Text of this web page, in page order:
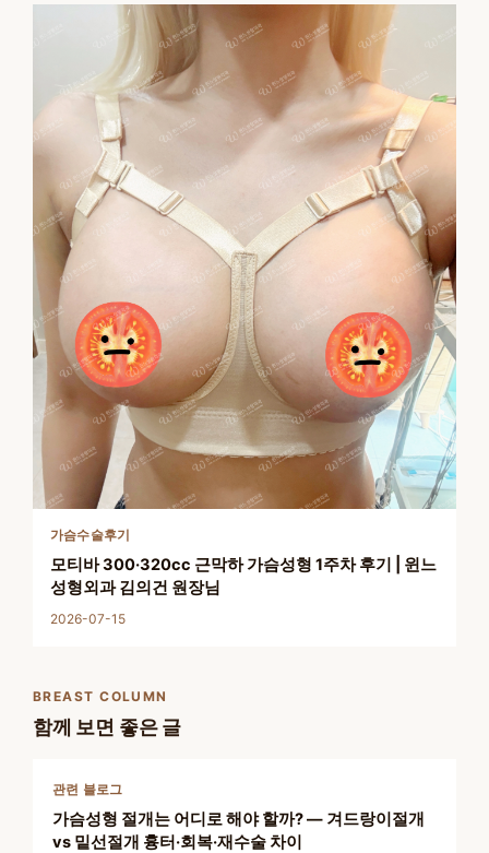
가슴수술후기
모티바 300·320cc 근막하 가슴성형 1주차 후기 | 윈느
성형외과 김의건 원장님
2026-07-15
BREAST COLUMN
함께 보면 좋은 글
관련 블로그
가슴성형 절개는 어디로 해야 할까? — 겨드랑이절개
vs 밑선절개 흉터·회복·재수술 차이